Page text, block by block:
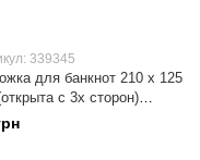
339345
для банкнот 210 х 125
с 3х сторон)